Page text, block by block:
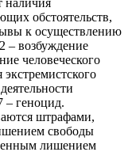
обстоятельств,
к осуществлению
– возбуждение
человеческого
экстремистского
– геноцид.
штрафами,
свободы
лишением